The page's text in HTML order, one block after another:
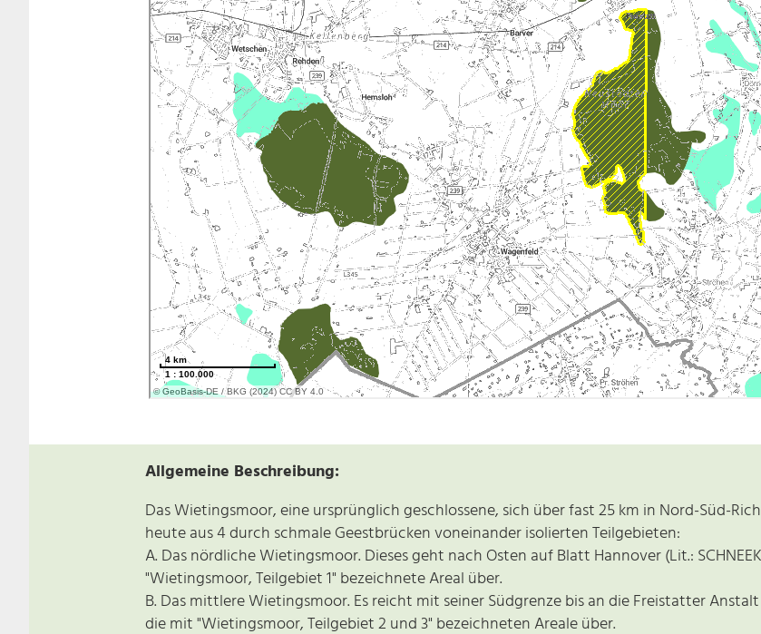
Allgemeine Beschreibung:
Das Wietingsmoor, eine ursprünglich geschlossene, sich über fast 25 km in Nord-Süd-
heute aus 4 durch schmale Geestbrücken voneinander isolierten Teilgebieten:
A. Das nördliche Wietingsmoor. Dieses geht nach Osten auf Blatt Hannover (Lit.:
"Wietingsmoor, Teilgebiet 1" bezeichnete Areal über.
B. Das mittlere Wietingsmoor. Es reicht mit seiner Südgrenze bis an die Freistatter
die mit "Wietingsmoor, Teilgebiet 2 und 3" bezeichneten Areale über.